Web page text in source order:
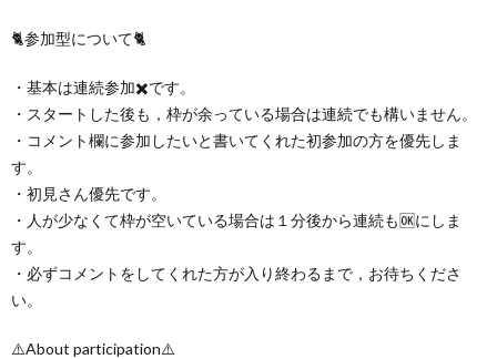
🐈参加型について🐈
・基本は連続参加✖️です。
・スタートした後も，枠が余っている場合は連続でも構いません。
・コメント欄に参加したいと書いてくれた初参加の方を優先しま
す。
・初見さん優先です。
・人が少なくて枠が空いている場合は１分後から連続も🆗にしま
す。
・必ずコメントをしてくれた方が入り終わるまで，お待ちくださ
い。
⚠️About participation⚠️